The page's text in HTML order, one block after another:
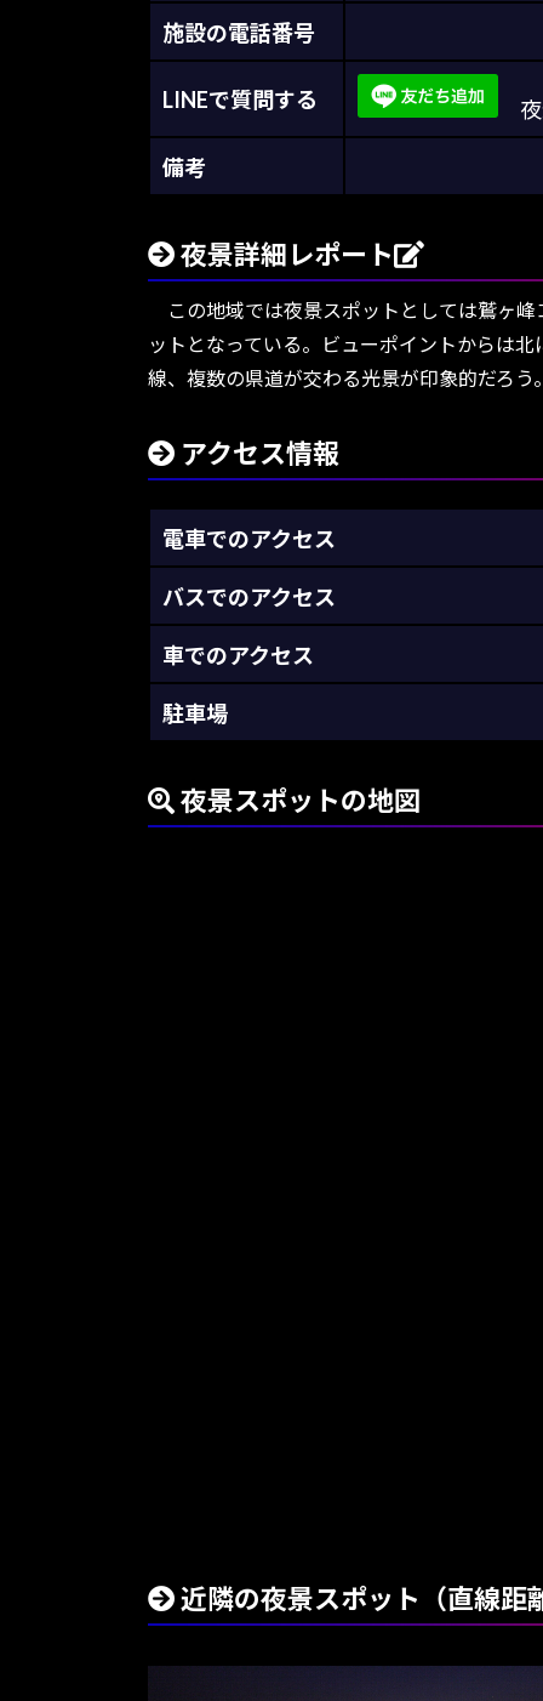
施設の電話番号
LINEで質問する 夜
備考
夜景詳細レポート
この地域では夜景スポットとしては鷲ヶ峰
ットとなっている。ビューポイントからは
線、複数の県道が交わる光景が印象的だろ
アクセス情報
電車でのアクセス
バスでのアクセス
車でのアクセス
駐車場
夜景スポットの地図
近隣の夜景スポット（直線距